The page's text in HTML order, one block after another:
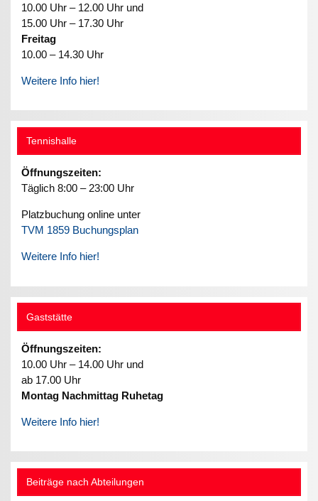
10.00 Uhr – 12.00 Uhr und
15.00 Uhr – 17.30 Uhr
Freitag
10.00 – 14.30 Uhr
Weitere Info hier!
Tennishalle
Öffnungszeiten:
Täglich 8:00 – 23:00 Uhr
Platzbuchung online unter
TVM 1859 Buchungsplan
Weitere Info hier!
Gaststätte
Öffnungszeiten:
10.00 Uhr – 14.00 Uhr und
ab 17.00 Uhr
Montag Nachmittag Ruhetag
Weitere Info hier!
Beiträge nach Abteilungen